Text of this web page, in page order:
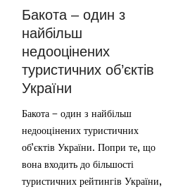
Бакота – один з
найбільш
недооцінених
туристичних об’єктів
України
Бакота – один з найбільш
недооцінених туристичних
об’єктів України. Попри те, що
вона входить до більшості
туристичних рейтингів України,